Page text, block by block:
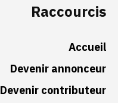
Raccourcis
Accueil
Devenir annonceur
Devenir contributeur